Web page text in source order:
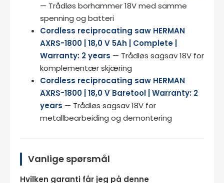
— Trådløs borhammer 18V med samme
spenning og batteri
Cordless reciprocating saw HERMAN
AXRS-1800 | 18,0 V 5Ah | Complete |
Warranty: 2 years — Trådløs sagsav 18V for
komplementær skjæring
Cordless reciprocating saw HERMAN
AXRS-1800 | 18,0 V Baretool | Warranty: 2
years — Trådløs sagsav 18V for
metallbearbeiding og demontering
Vanlige spørsmål
Hvilken garanti får jeg på denne